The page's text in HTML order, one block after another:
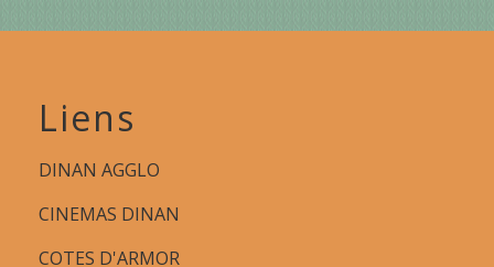
Liens
DINAN AGGLO
CINEMAS DINAN
COTES D'ARMOR